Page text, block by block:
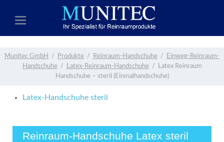
Munitec GmbH Produkte Reinraum-Handschuhe
Einweg-Reinraum-
Handschuhe
Latex-Reinraum-Handschuhe
Latex Reinraum
Handschuhe – steril (Einmalhandschuhe)
Latex-Handschuhe steril
Reinraum-Handschuhe Latex steril